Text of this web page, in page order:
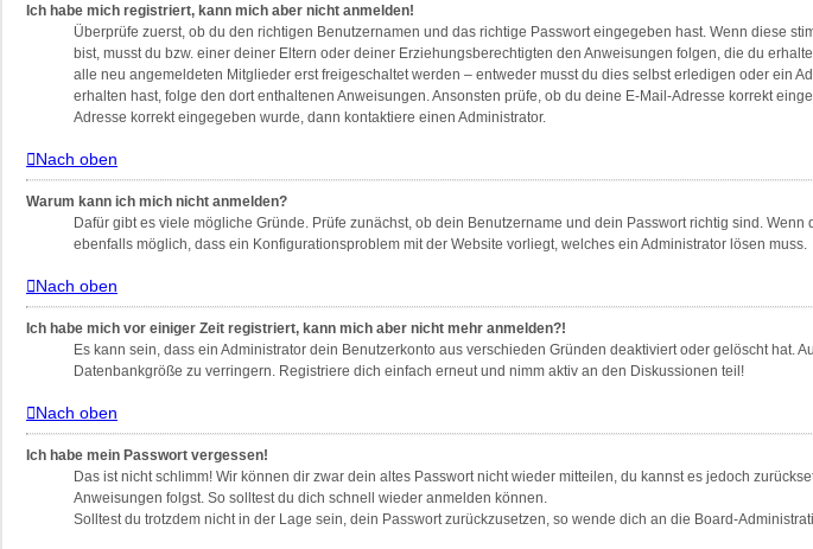
Ich habe mich registriert, kann mich aber nicht anmelden!
Überprüfe zuerst, ob du den richtigen Benutzernamen und das richtige Passwort eingegeben hast. Wenn diese
bist, musst du bzw. einer deiner Eltern oder deiner Erziehungsberechtigten den Anweisungen folgen, die du
alle neu angemeldeten Mitglieder erst freigeschaltet werden – entweder musst du dies selbst erledigen oder ein
erhalten hast, folge den dort enthaltenen Anweisungen. Ansonsten prüfe, ob du deine E-Mail-Adresse korrekt
Adresse korrekt eingegeben wurde, dann kontaktiere einen Administrator.
Nach oben
Warum kann ich mich nicht anmelden?
Dafür gibt es viele mögliche Gründe. Prüfe zunächst, ob dein Benutzername und dein Passwort richtig sind.
ebenfalls möglich, dass ein Konfigurationsproblem mit der Website vorliegt, welches ein Administrator lösen muss.
Nach oben
Ich habe mich vor einiger Zeit registriert, kann mich aber nicht mehr anmelden?!
Es kann sein, dass ein Administrator dein Benutzerkonto aus verschieden Gründen deaktiviert oder gelöscht
Datenbankgröße zu verringern. Registriere dich einfach erneut und nimm aktiv an den Diskussionen teil!
Nach oben
Ich habe mein Passwort vergessen!
Das ist nicht schlimm! Wir können dir zwar dein altes Passwort nicht wieder mitteilen, du kannst es jedoch
Anweisungen folgst. So solltest du dich schnell wieder anmelden können.
Solltest du trotzdem nicht in der Lage sein, dein Passwort zurückzusetzen, so wende dich an die Board-